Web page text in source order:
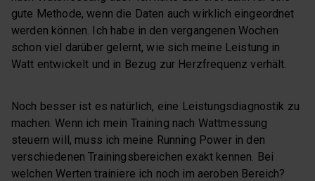
gute Methode, wenn die Daten auch wirklich eingeordnet
werden können. Ich habe in den vergangenen Wochen
schon viel darüber gelernt, wie sich meine Leistung in
Watt entwickelt und in Bezug zur Herzfrequenz verhält.
Noch besser ist es natürlich, eine Leistungsdiagnostik zu
machen. Wenn ich mein Training nach Wattmessung
steuern will, muss ich meine Running Power in den
verschiedenen Trainingsbereichen exakt kennen. Bei
welchen Werten trainiere ich noch im aeroben Bereich?